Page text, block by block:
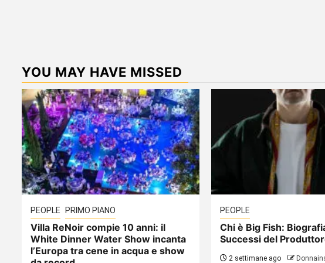
YOU MAY HAVE MISSED
PEOPLE PRIMO PIANO
Villa ReNoir compie 10 anni: il
White Dinner Water Show incanta
l’Europa tra cene in acqua e show
PEOPLE
Chi è Big Fish:
Successi del
2 settimane ago